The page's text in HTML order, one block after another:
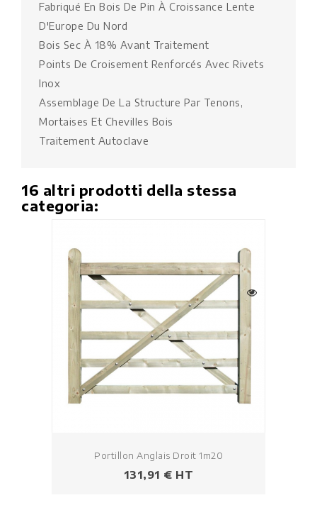
Fabriqué En Bois De Pin À Croissance Lente
D'Europe Du Nord
Bois Sec À 18% Avant Traitement
Points De Croisement Renforcés Avec Rivets
Inox
Assemblage De La Structure Par Tenons,
Mortaises Et Chevilles Bois
Traitement Autoclave
16 altri prodotti della stessa
categoria:
Portillon Anglais Droit 1m20
Prezzo
131,91 € HT